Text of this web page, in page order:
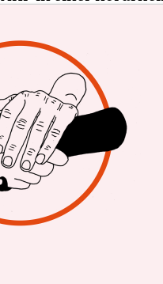
türkischen
erklärte das von
Außenministerium.
nichts verloren“.
Die türkische
müssten, so das
nen nicht an die